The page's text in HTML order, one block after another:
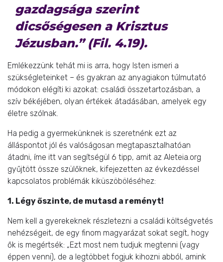
gazdagsága szerint
dicsőségesen a Krisztus
Jézusban.” (Fil. 4.19).
Emlékezzünk tehát mi is arra, hogy Isten ismeri a
szükségleteinket – és gyakran az anyagiakon túlmutató
módokon elégíti ki azokat: családi összetartozásban, a
szív békéjében, olyan értékek átadásában, amelyek egy
életre szólnak.
Ha pedig a gyermekünknek is szeretnénk ezt az
álláspontot jól és valóságosan megtapasztalhatóan
átadni, íme itt van segítségül 6 tipp, amit az Aleteia.org
gyűjtött össze szülőknek, kifejezetten az évkezdéssel
kapcsolatos problémák kiküszöböléséhez:
1. Légy őszinte, de mutasd a reményt!
Nem kell a gyerekeknek részletezni a családi költségvetés
nehézségeit, de egy finom magyarázat sokat segít, hogy
ők is megértsék: „Ezt most nem tudjuk megtenni (vagy
éppen venni), de a legtöbbet fogjuk kihozni abból, amink